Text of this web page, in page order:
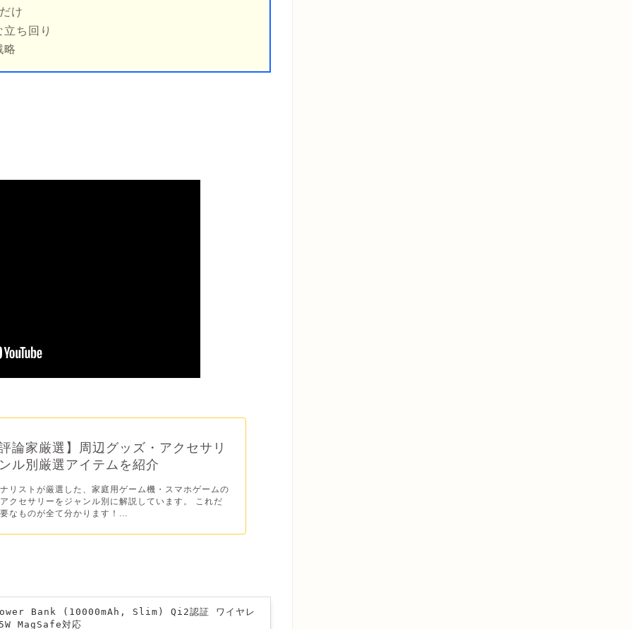
け
ち回り
略
論家厳選】周辺グッズ・アクセサリ
ル別厳選アイテムを紹介
リストが厳選した、家庭用ゲーム機・スマホゲームの
クセサリーをジャンル別に解説しています。 これだ
なものが全て分かります！...
Bank (10000mAh, Slim) Qi2認証 ワイヤレ
MagSafe対応